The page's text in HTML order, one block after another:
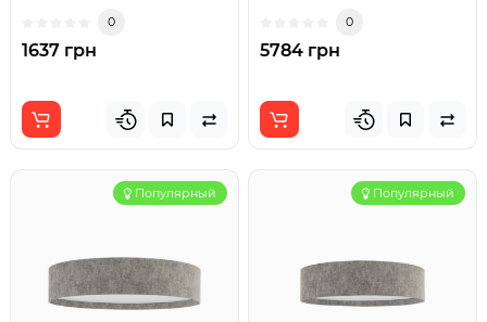
0
1637 грн
0
5784 грн
Популярный Популярный